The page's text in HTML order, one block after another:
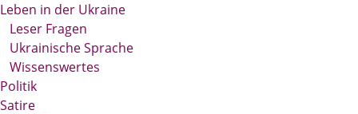
Leben in der Ukraine
Leser Fragen
Ukrainische Sprache
Wissenswertes
Politik
Satire